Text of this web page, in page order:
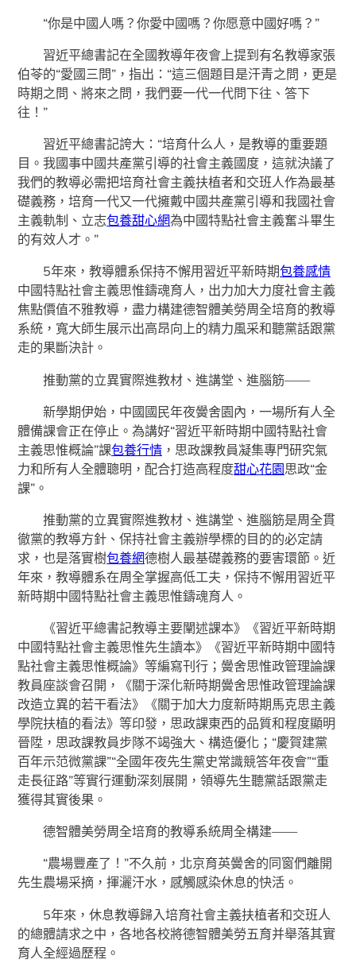
“你是中國人嗎？你愛中國嗎？你愿意中國好嗎？”
習近平總書記在全國教導年夜會上提到有名教導家張
伯苓的“愛國三問”，指出：“這三個題目是汗青之問，更是
時期之問、將來之問，我們要一代一代問下往、答下
往！”
習近平總書記誇大：“培育什么人，是教導的重要題
目。我國事中國共產黨引導的社會主義國度，這就決議了
我們的教導必需把培育社會主義扶植者和交班人作為最基
礎義務，培育一代又一代擁戴中國共產黨引導和我國社會
主義軌制、立志包養甜心網為中國特點社會主義奮斗畢生
的有效人才。”
5年來，教導體系保持不懈用習近平新時期包養感情
中國特點社會主義思惟鑄魂育人，出力加大力度社會主義
焦點價值不雅教導，盡力構建德智體美勞周全培育的教導
系統，寬大師生展示出高昂向上的精力風采和聽黨話跟黨
走的果斷決計。
推動黨的立異實際進教材、進講堂、進腦筋——
新學期伊始，中國國民年夜黌舍園內，一場所有人全
體備課會正在停止。為講好“習近平新時期中國特點社會
主義思惟概論”課包養行情 ，思政課教員凝集專門研究氣
力和所有人全體聰明，配合打造高程度甜心花園思政“金
課”。
推動黨的立異實際進教材、進講堂、進腦筋是周全貫
徹黨的教導方針、保持社會主義辦學標的目的的必定請
求，也是落實樹包養網德樹人最基礎義務的要害環節。近
年來，教導體系在周全掌握高低工夫，保持不懈用習近平
新時期中國特點社會主義思惟鑄魂育人。
《習近平總書記教導主要闡述課本》《習近平新時期
中國特點社會主義思惟先生讀本》《習近平新時期中國特
點社會主義思惟概論》等編寫刊行；黌舍思惟政管理論課
教員座談會召開，《關于深化新時期黌舍思惟政管理論課
改造立異的若干看法》《關于加大力度新時期馬克思主義
學院扶植的看法》等印發，思政課東西的品質和程度顯明
晉陞，思政課教員步隊不竭強大、構造優化；“慶賀建黨
百年示范微黨課”“全國年夜先生黨史常識競答年夜會”“重
走長征路”等實行運動深刻展開，領導先生聽黨話跟黨走
獲得其實後果。
德智體美勞周全培育的教導系統周全構建——
“農場豐產了！”不久前，北京育英黌舍的同窗們離開
先生農場采摘，揮灑汗水，感觸感染休息的快活。
5年來，休息教導歸入培育社會主義扶植者和交班人
的總體請求之中，各地各校將德智體美勞五育并舉落其實
育人全經過歷程。